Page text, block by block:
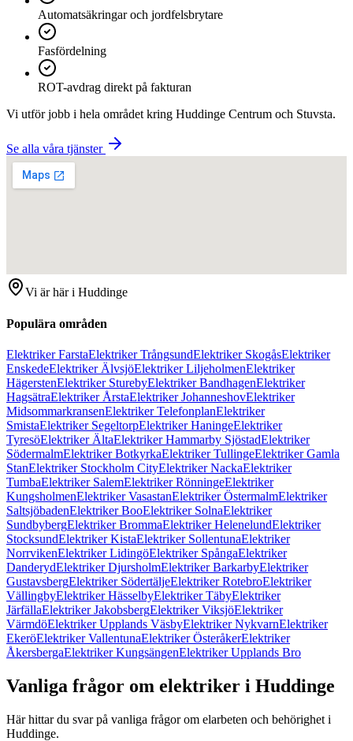
Automatsäkringar och jordfelsbrytare
Fasfördelning
ROT-avdrag direkt på fakturan
Vi utför jobb i hela området kring Huddinge Centrum och Stuvsta.
Se alla våra tjänster
Vi är här i Huddinge
Populära områden
Elektriker FarstaElektriker TrångsundElektriker SkogåsElektriker
EnskedeElektriker ÄlvsjöElektriker LiljeholmenElektriker
HägerstenElektriker SturebyElektriker BandhagenElektriker
HagsätraElektriker ÅrstaElektriker JohanneshovElektriker
MidsommarkransenElektriker TelefonplanElektriker
SmistaElektriker SegeltorpElektriker HaningeElektriker
TyresöElektriker ÄltaElektriker Hammarby SjöstadElektriker
SödermalmElektriker BotkyrkaElektriker TullingeElektriker Gamla
StanElektriker Stockholm CityElektriker NackaElektriker
TumbaElektriker SalemElektriker RönningeElektriker
KungsholmenElektriker VasastanElektriker ÖstermalmElektriker
SaltsjöbadenElektriker BooElektriker SolnaElektriker
SundbybergElektriker BrommaElektriker HelenelundElektriker
StocksundElektriker KistaElektriker SollentunaElektriker
NorrvikenElektriker LidingöElektriker SpångaElektriker
DanderydElektriker DjursholmElektriker BarkarbyElektriker
GustavsbergElektriker SödertäljeElektriker RotebroElektriker
VällingbyElektriker HässelbyElektriker TäbyElektriker
JärfällaElektriker JakobsbergElektriker ViksjöElektriker
VärmdöElektriker Upplands VäsbyElektriker NykvarnElektriker
EkeröElektriker VallentunaElektriker ÖsteråkerElektriker
ÅkersbergaElektriker KungsängenElektriker Upplands Bro
Vanliga frågor om elektriker i Huddinge
Här hittar du svar på vanliga frågor om elarbeten och behörighet i
Huddinge.